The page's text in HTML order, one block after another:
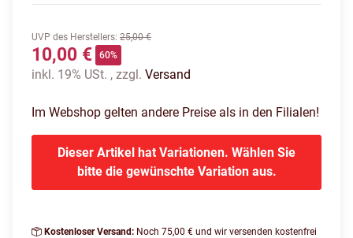
UVP des Herstellers: 25,00 €
10,00 € 60%
inkl. 19% USt. , zzgl. Versand
Im Webshop gelten andere Preise als in den Filialen!
Dieser Artikel hat Variationen. Wählen Sie
bitte die gewünschte Variation aus.
Kostenloser Versand: Noch 75,00 € und wir versenden kostenfrei